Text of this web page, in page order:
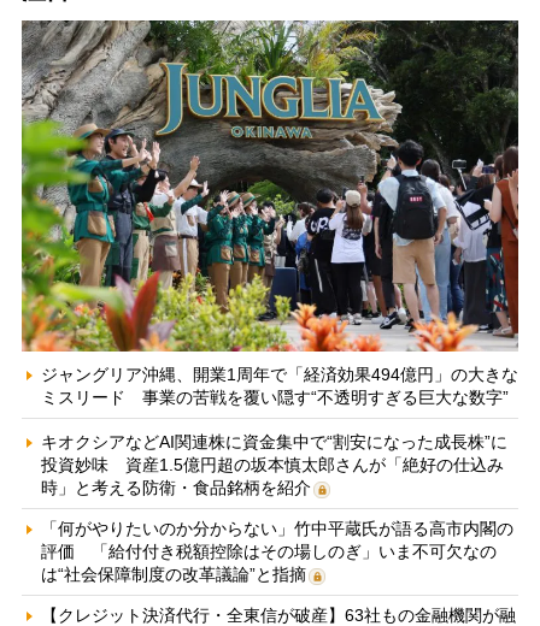
ジャングリア沖縄、開業1周年で「経済効果494億円」の大きな
ミスリード 事業の苦戦を覆い隠す“不透明すぎる巨大な数字”
キオクシアなどAI関連株に資金集中で“割安になった成長株”に
投資妙味 資産1.5億円超の坂本慎太郎さんが「絶好の仕込み
時」と考える防衛・食品銘柄を紹介
「何がやりたいのか分からない」竹中平蔵氏が語る高市内閣の
評価 「給付付き税額控除はその場しのぎ」いま不可欠なの
は“社会保障制度の改革議論”と指摘
【クレジット決済代行・全東信が破産】63社もの金融機関が融